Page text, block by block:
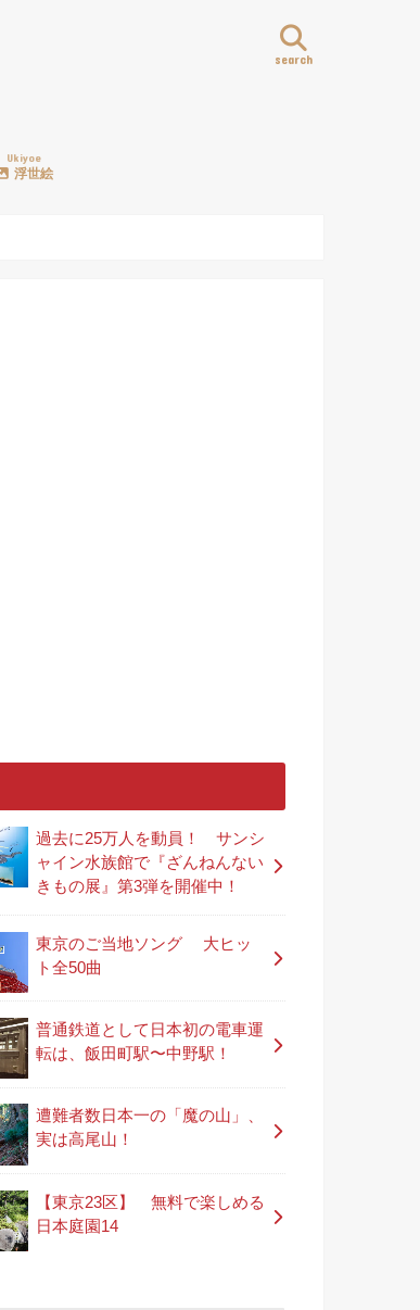
search
Ukiyoe
浮世絵
過去に25万人を動員！ サンシ
ャイン水族館で『ざんねんない
きもの展』第3弾を開催中！
東京のご当地ソング 大ヒッ
ト全50曲
普通鉄道として日本初の電車運
転は、飯田町駅〜中野駅！
遭難者数日本一の「魔の山」、
実は高尾山！
【東京23区】 無料で楽しめる
日本庭園14